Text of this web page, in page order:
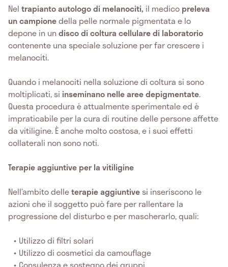
Nel trapianto autologo di melanociti, il medico preleva
un campionedella pelle normale pigmentata e lo
depone in undisco di coltura cellulare di laboratorio
contenente una speciale soluzione per far crescere i
melanociti.
Quando i melanociti nella soluzione di coltura si sono
moltiplicati, si inseminano nelle aree depigmentate.
Questa procedura è attualmente sperimentale ed è
impraticabile per la cura di routine delle persone affette
da vitiligine. È anche molto costosa, e i suoi effetti
collaterali non sono noti.
Terapie aggiuntive per la vitiligine
Nell’ambito delleterapieaggiuntive si inseriscono le
azioni che il soggetto può fare per rallentare la
progressione del disturbo e per mascherarlo, quali:
Utilizzo di filtri solari
Utilizzo di cosmetici da camouflage